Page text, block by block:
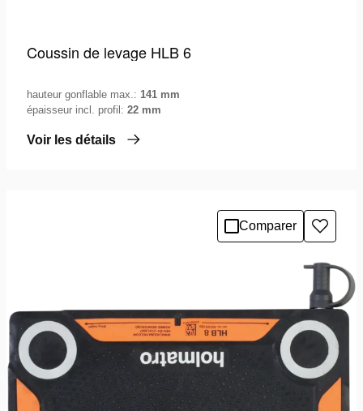
Coussin de levage HLB 6
hauteur gonflable max.: 141 mm
épaisseur incl. profil: 22 mm
Voir les détails
Comparer
à
la
liste
de